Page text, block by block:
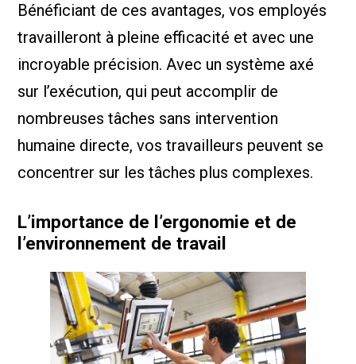
Bénéficiant de ces avantages, vos employés
travailleront à pleine efficacité et avec une
incroyable précision. Avec un système axé
sur l’exécution, qui peut accomplir de
nombreuses tâches sans intervention
humaine directe, vos travailleurs peuvent se
concentrer sur les tâches plus complexes.
L’importance de l’ergonomie et de
l’environnement de travail